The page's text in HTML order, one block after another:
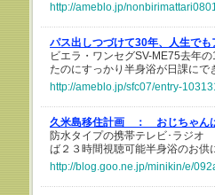
http://ameblo.jp/
パス出しつづけて30年、人生で
ビエラ・ワンセグSV-ME75去年
たのにすっかり半身浴が日課にで
http://ameblo.jp/sfc07/entry-
久米島移住計画 ：
おじちゃん
防水タイプの携帯テレビ･ラジオ
ば２３時間視聴可能半身浴のお
http://blog.goo.ne.jp/minikin/e/